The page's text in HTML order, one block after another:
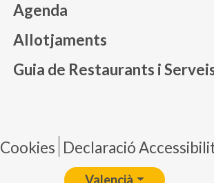
Agenda
Allotjaments
Guia de Restaurants i
Pie de
Cookies Declaració
Valencià